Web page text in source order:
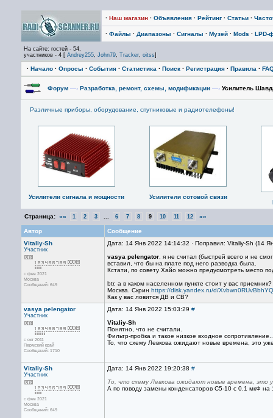
· Наш магазин · Объявления · Рейтинг · Статьи ·
· Файлы · Диапазоны · Сигналы · Музей · Mods · LPD-
На сайте: гостей - 54,
участников - 4 [ Andrey255, John79, Tracker, oitss]
· Начало · Опросы · События · Статистика · Поиск · Регистрация · Правила ·
Форум —› Разработка, ремонт, схемы, модификации —› Усилитель
Различные приборы, оборудование, спутниковые и радиотелефоны!
Усилители сигнала и мощности
Усилители сотовой связи
Страница: «« 1 2 3 6 7 8 9 10 11 12 »»
Автор
Сообщение
Vitaliy-Sh
Участник
с фев 2021
Москва
Сообщений: 649
Дата: 14 Янв 2022 14:14:32 · Поправил: Vitaliy-Sh (14
vasya pelengator , я не считал (быстрей всего и не
вставил, что бы на плате под него разводка была.
Кстати, по совету Хайо можно предусмотреть место
btr, а в каком населенном пункте стоит у вас
Москва. Скрин https://disk.yandex.ru/d/Xvbwn0RUvBbhYQ
Как у вас ловится ДВ и СВ?
vasya pelengator
Участник
с окт 2011
Пермский край
Сообщений: 1710
Дата: 14 Янв 2022 15:03:29 #
Vitaliy-Sh
Понятно, что не считали.
Фильтр-пробка и такое низкое входное
То, что схему Левкова ожидают новые времена, это
Vitaliy-Sh
Участник
с фев 2021
Москва
Сообщений: 649
Дата: 14 Янв 2022 19:20:38 #
То, что схему Левкова ожидают новые времена, это
А по поводу замены конденсаторов С5-10 с 0.1 мкФ